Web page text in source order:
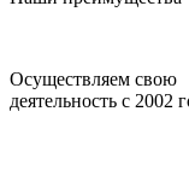
Осуществляем свою
деятельность с 2002